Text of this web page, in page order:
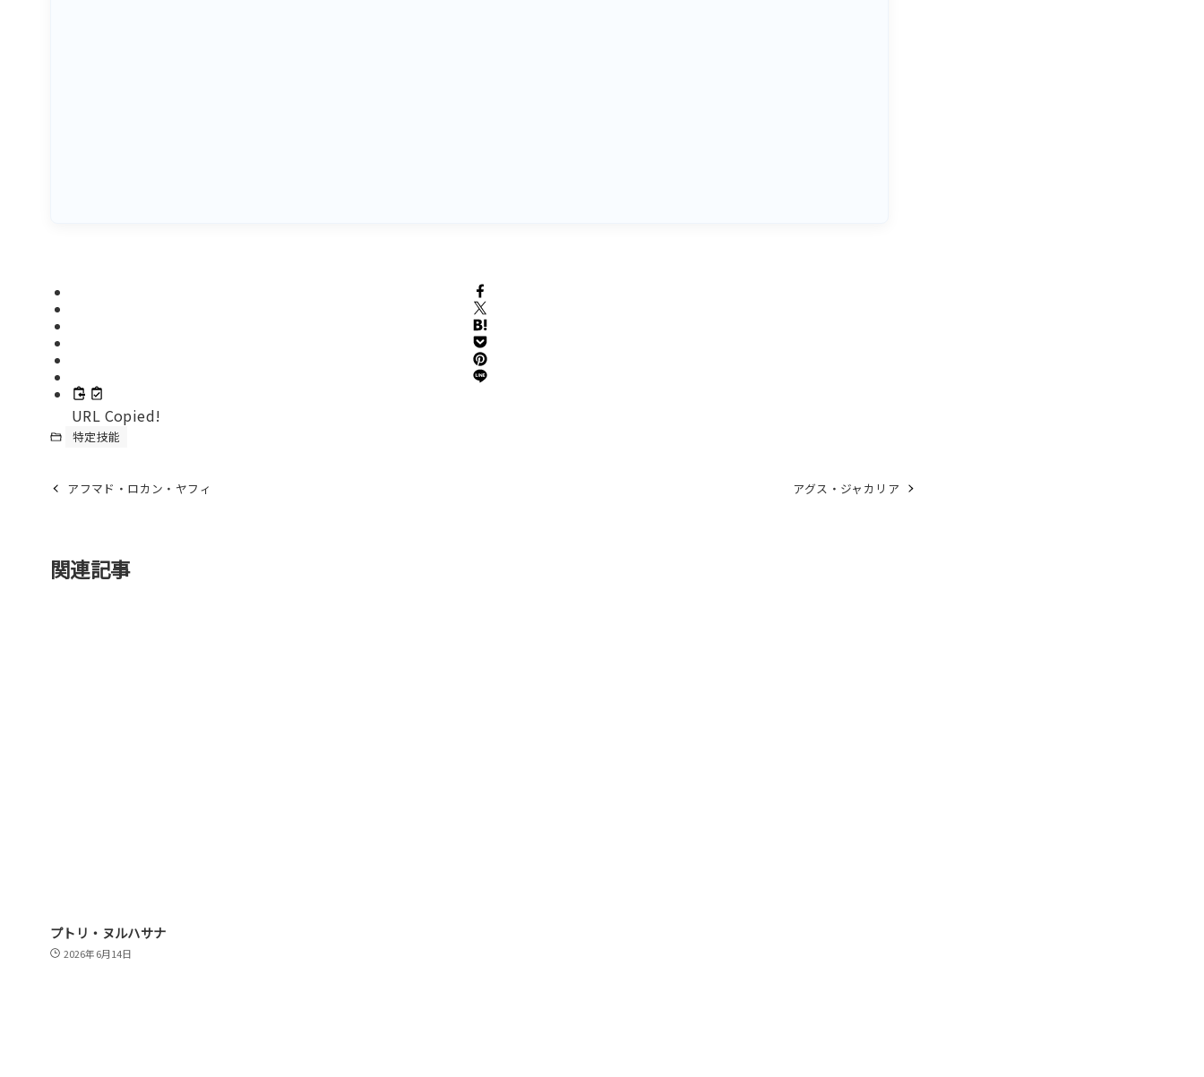
URL Copied!
特定技能
アフマド・ロカン・ヤフィ アグス・ジャカリア
関連記事
プトリ・ヌルハサナ
2026年6月14日